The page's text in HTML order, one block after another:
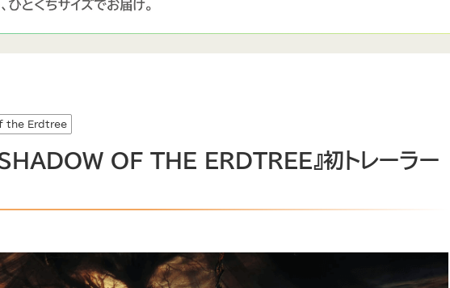
the Erdtree
SHADOW OF THE ERDTREE』初トレーラー